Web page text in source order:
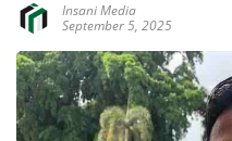
Insani Media
September 5, 2025